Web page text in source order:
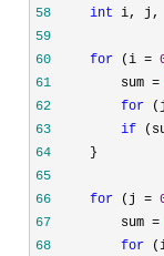
58
int
59
60
for (i =
61
         sum =
62
for
63
if
64
65
66
for (j =
67
         sum =
68
for